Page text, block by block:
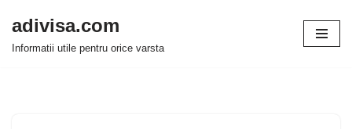
Sari
adivisa.com
Informatii utile pentru orice varsta